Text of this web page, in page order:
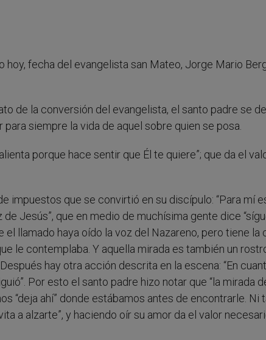
fecha del evangelista san Mateo, Jorge Mario
de la conversión del evangelista, el santo padre se
siempre la vida de aquel sobre quien se posa.
porque hace sentir que Él te quiere”; que da el
impuestos que se convirtió en su discípulo: “Para mí
Jesús”, que en medio de muchísima gente dice
el llamado haya oído la voz del Nazareno, pero tiene la
le contemplaba. Y aquella mirada es también un
hay otra acción descrita en la escena: “En
Por esto el santo padre hizo notar que “la mirada
“deja ahí” donde estábamos antes de encontrarle. Ni
a alzarte”, y haciendo oír su amor da el valor